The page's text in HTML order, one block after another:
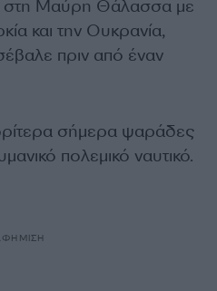
στη Μαύρη Θάλασσα με
και την Ουκρανία,
πριν από έναν
σήμερα ψαράδες
πολεμικό ναυτικό.